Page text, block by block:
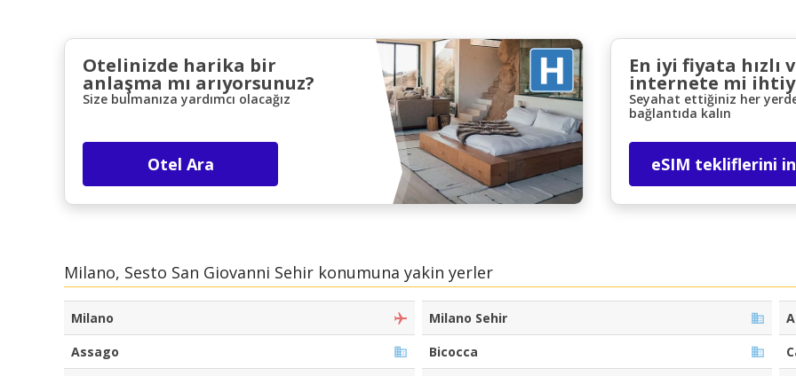
Otelinizde harika bir
anlaşma mı arıyorsunuz?
Size bulmanıza yardımcı olacağız
Otel Ara
En iyi fiyata hızlı
internete mi
Seyahat ettiğiniz her
bağlantıda kalın
eSIM tekliflerini
Milano, Sesto San Giovanni Sehir konumuna yakin yerler
Milano Milano Sehir
Assago
Bicocca
Büyük tasarruflar
Özel iş ortağı tekliflerine erişim sağlayın
eLink ile giriş yap